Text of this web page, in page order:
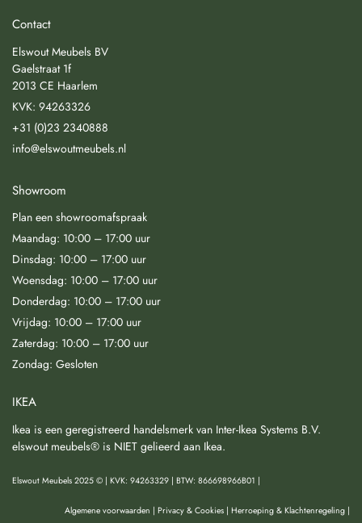
Contact
Elswout Meubels BV
Gaelstraat 1f
2013 CE Haarlem
KVK: 94263326
+31 (0)23 2340888
info@elswoutmeubels.nl
Showroom
Plan een showroomafspraak
Maandag: 10:00 – 17:00 uur
Dinsdag: 10:00 – 17:00 uur
Woensdag: 10:00 – 17:00 uur
Donderdag: 10:00 – 17:00 uur
Vrijdag: 10:00 – 17:00 uur
Zaterdag: 10:00 – 17:00 uur
Zondag: Gesloten
IKEA
Ikea is een geregistreerd handelsmerk van Inter-Ikea Systems B.V.
elswout meubels® is NIET gelieerd aan Ikea.
Elswout Meubels 2025 © | KVK: 94263329 | BTW: 866698966B01 |
Algemene voorwaarden | Privacy & Cookies | Herroeping & Klachtenregeling |